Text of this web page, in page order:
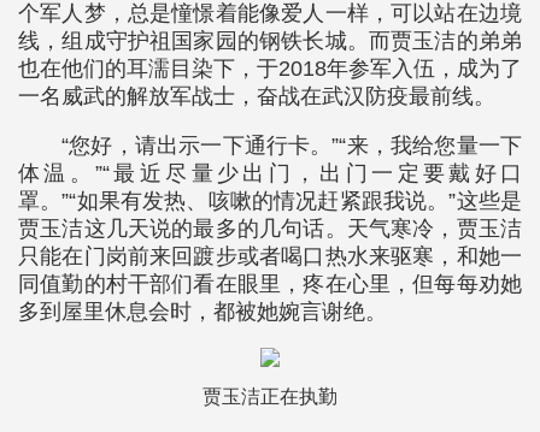
个军人梦，总是憧憬着能像爱人一样，可以站在边境
线，组成守护祖国家园的钢铁长城。而贾玉洁的弟弟
也在他们的耳濡目染下，于2018年参军入伍，成为了
一名威武的解放军战士，奋战在武汉防疫最前线。
“您好，请出示一下通行卡。”“来，我给您量一下
体温。”“最近尽量少出门，出门一定要戴好口
罩。”“如果有发热、咳嗽的情况赶紧跟我说。”这些是
贾玉洁这几天说的最多的几句话。天气寒冷，贾玉洁
只能在门岗前来回踱步或者喝口热水来驱寒，和她一
同值勤的村干部们看在眼里，疼在心里，但每每劝她
多到屋里休息会时，都被她婉言谢绝。
贾玉洁正在执勤